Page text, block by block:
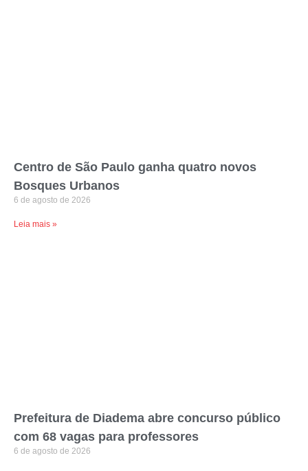
Centro de São Paulo ganha quatro novos
Bosques Urbanos
6 de agosto de 2026
Leia mais »
Prefeitura de Diadema abre concurso público
com 68 vagas para professores
6 de agosto de 2026